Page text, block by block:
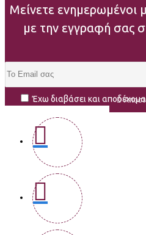
Μείνετε ενημερωμένοι
με την εγγραφή σας
Έχω διαβάσει και